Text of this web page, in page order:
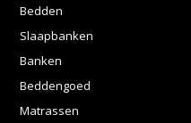
Bedden
Slaapbanken
Banken
Beddengoed
Matrassen